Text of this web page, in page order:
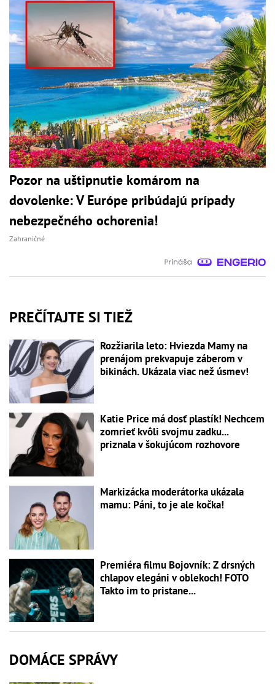
Pozor na uštipnutie komárom na
dovolenke: V Európe pribúdajú prípady
nebezpečného ochorenia!
Zahraničné
PREČÍTAJTE SI TIEŽ
Rozžiarila leto: Hviezda Mamy na
prenájom prekvapuje záberom v
bikinách. Ukázala viac než úsmev!
Katie Price má dosť plastík! Nechcem
zomrieť kvôli svojmu zadku...
priznala v šokujúcom rozhovore
Markizácka moderátorka ukázala
mamu: Páni, to je ale kočka!
Premiéra filmu Bojovník: Z drsných
chlapov elegáni v oblekoch! FOTO
Takto im to pristane...
DOMÁCE SPRÁVY